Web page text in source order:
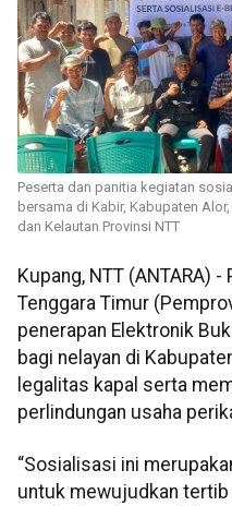
Peserta dan panitia kegiatan
bersama di Kabir, Kabupaten
dan Kelautan Provinsi NTT
Kupang, NTT (ANTARA)
Tenggara Timur
penerapan Elektronik
bagi nelayan di
legalitas kapal serta
perlindungan usaha
“Sosialisasi ini
untuk mewujudkan